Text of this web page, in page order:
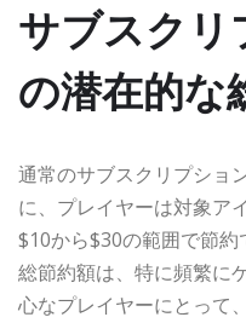
サブスクリ
の潜在的な
通常のサブスクリプショ
に、プレイヤーは対象ア
$10から$30の範囲で節
総節約額は、特に頻繁に
心なプレイヤーにとって